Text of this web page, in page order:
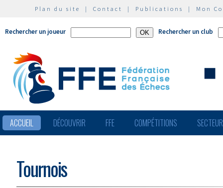
Plan du site | Contact | Publications | Mon
Rechercher un joueur Rechercher un club
ACCUEIL DÉCOUVRIR FFE COMPÉTITIONS
Tournois